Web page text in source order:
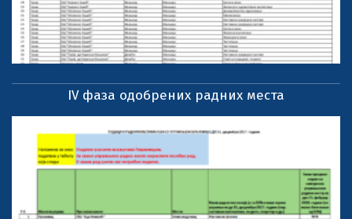
IV фаза одобрених радних места